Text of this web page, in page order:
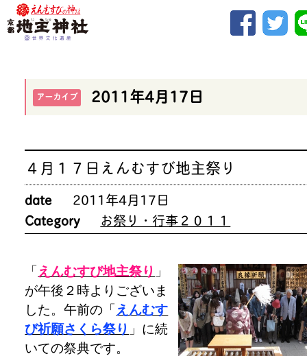
アーカイブ 2011年4月17日
４月１７日えんむすび地主祭り
date
2011年4月17日
Category
お祭り・行事２０１１
「 えんむすび地主祭り 」
が午後２時よりございま
した。午前の「 えんむす
び祈願さくら祭り 」に続
いての祭典です。